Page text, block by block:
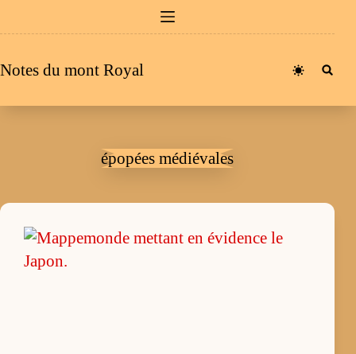
au
Notes du mont Royal
épopées médiévales